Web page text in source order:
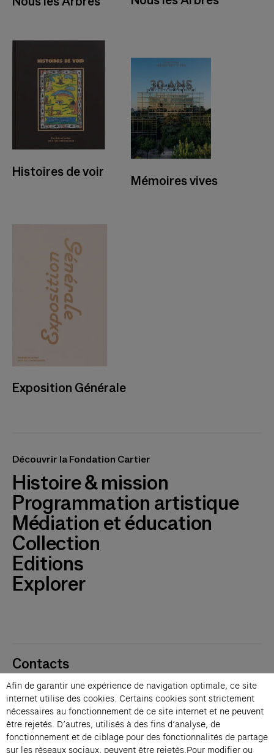
Histoires de voir
Mémoires vives
Exposition Générale
Découvrir la Fondation Cartier
Histoire & mission
Programmation artistique
Médiation et éducation
Collection
Editions
Explorer
Contacts
Membres
Presse
Privatisations
Changer de langue 
Inscription à la newsletter
Afin de garantir une expérience de navigation optimale, ce site
internet utilise des cookies. Certains cookies sont strictement
nécessaires au fonctionnement de ce site internet et ne peuvent
être rejetés. D’autres, utilisés à des fins d’analyse, de
fonctionnement et de ciblage pour des fonctionnalités de partage
sur les réseaux sociaux, peuvent être rejetés.Pour modifier ou